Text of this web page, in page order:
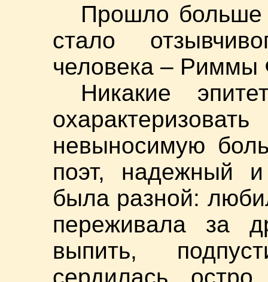
Прошло больше
стало
человека – Риммы
Никакие
невыносимую
поэт, надежный
была разной:
переживала за
выпить,